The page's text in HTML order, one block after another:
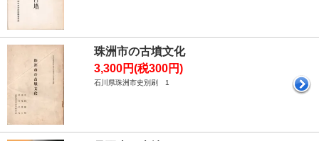
珠洲市の古墳文化
3,300円(税300円)
石川県珠洲市史別刷 1